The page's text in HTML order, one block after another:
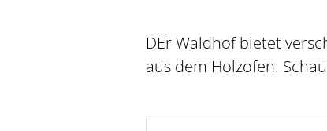
DEr Waldhof bietet
aus dem Holzofen.